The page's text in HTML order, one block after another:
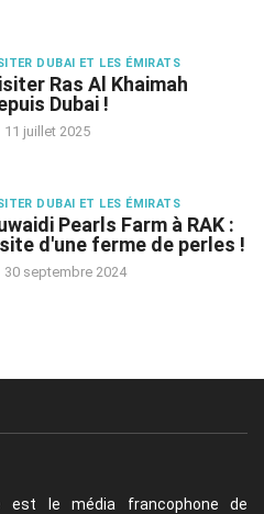
DUBAI ET LES ÉMIRATS
Ras Al Khaimah
Dubai !
11 juillet 2025
DUBAI ET LES ÉMIRATS
Pearls Farm à RAK :
d'une ferme de perles !
30 septembre 2024
est le média francophone de